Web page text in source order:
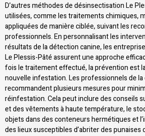
D’autres méthodes de désinsectisation Le
utilisées, comme les traitements chimiques,
appliquées de manière ciblée, suivant les
professionnels. En personnalisant les
résultats de la détection canine, les
Le Plessis-Pâté assurent une approche
fois le traitement effectué, la prévention est
nouvelle infestation. Les professionnels de
recommandent plusieurs mesures pour
réinfestation. Cela peut inclure des conseils
et des vêtements à haute température, le
objets dans des conteneurs hermétiques et
des lieux susceptibles d’abriter des punaises